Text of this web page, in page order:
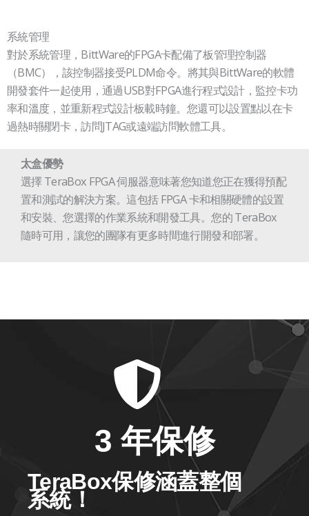
系統管理
對於系統管理，BittWare的FPGA卡配備了板管理控制器
（BMC），該控制器接受PLDM命令。將其與BittWare的軟體
開發套件一起使用，通過USB對FPGA進行程式設計，監控卡功
率和溫度，並重新程式設計板載時鐘。您還可以設置點以在卡
過熱時關閉卡，訪問JTAG或遠端訪問軟體工具。
太盒優勢
選擇 TeraBox FPGA 伺服器意味著您知道您正在獲得預配
置和測試的解決方案。這包括 FPGA 卡和相關硬體的設置
和安裝、您選擇的作業系統和開發工具。您的 TeraBox
隨時可用，讓您的團隊有更多時間進行開發和部署。
3 年保修
TeraBox保修涵蓋整個
系統！